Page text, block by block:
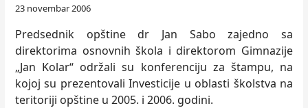
23 novembar 2006
Predsednik opštine dr Jan Sabo zajedno sa
direktorima osnovnih škola i direktorom Gimnazije
„Jan Kolar“ održali su konferenciju za štampu, na
kojoj su prezentovali Investicije u oblasti školstva na
teritoriji opštine u 2005. i 2006. godini.